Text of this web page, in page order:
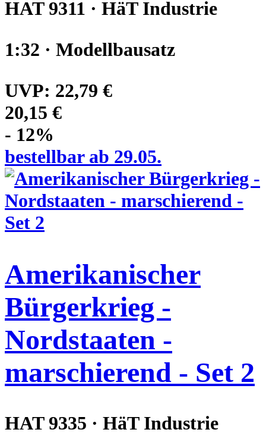
HAT 9311 · HäT Industrie
1:32 · Modellbausatz
UVP: 22,79 €
20,15 €
- 12%
bestellbar ab 29.05.
Amerikanischer
Bürgerkrieg -
Nordstaaten -
marschierend - Set 2
HAT 9335 · HäT Industrie